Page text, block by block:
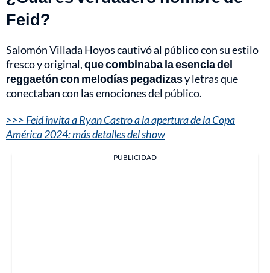
Feid?
Salomón Villada Hoyos cautivó al público con su estilo
fresco y original,que combinaba la esencia del
reggaetón con melodías pegadizasy letras que
conectaban con las emociones del público.
>>> Feid invita a Ryan Castro a la apertura de la Copa
América 2024: más detalles del show
PUBLICIDAD